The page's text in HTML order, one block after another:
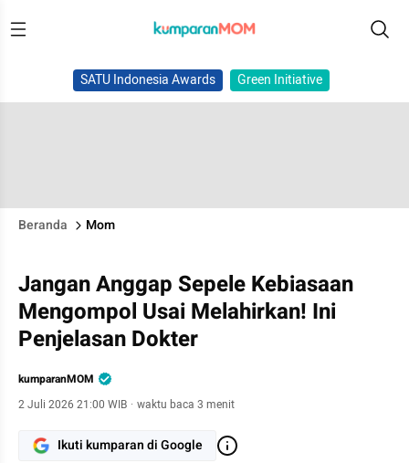
SATU Indonesia Awards Green Initiative
Beranda Mom
Jangan Anggap Sepele Kebiasaan
Mengompol Usai Melahirkan! Ini
Penjelasan Dokter
kumparanMOM
2 Juli 2026 21:00 WIB · waktu baca 3 menit
Ikuti kumparan di Google